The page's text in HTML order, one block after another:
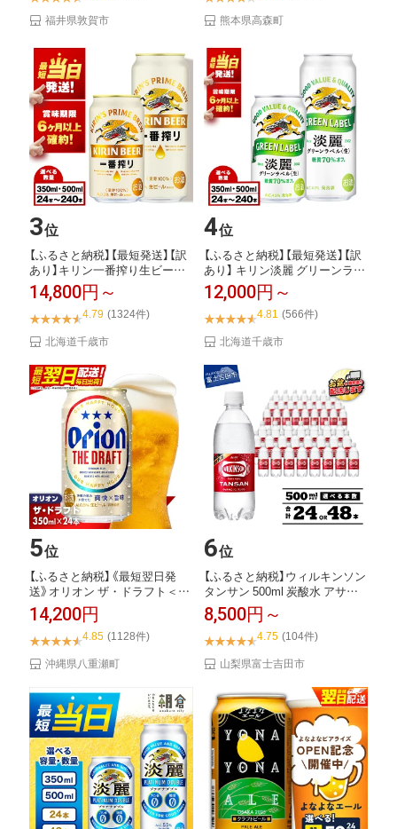
福井県敦賀市 熊本県高森町
3位
【ふるさと納税】【最短発送】【訳
あり】キリン一番搾り生ビール
＜千歳工場産＞...
14,800円～
4.79 (1324件)
北海道千歳市
4位
【ふるさと納税】【最短発送】【訳
あり】 キリン淡麗 グリーンラベ
ル＜北海道...
12,000円～
4.81 (566件)
北海道千歳市
5位
【ふるさと納税】《最短翌日発
送》オリオン ザ・ドラフト＜35
0ml×24缶...
14,200円
4.85 (1128件)
沖縄県八重瀬町
6位
【ふるさと納税】ウィルキンソン
タンサン 500ml 炭酸水 アサヒ
プレ...
8,500円～
4.75 (104件)
山梨県富士吉田市